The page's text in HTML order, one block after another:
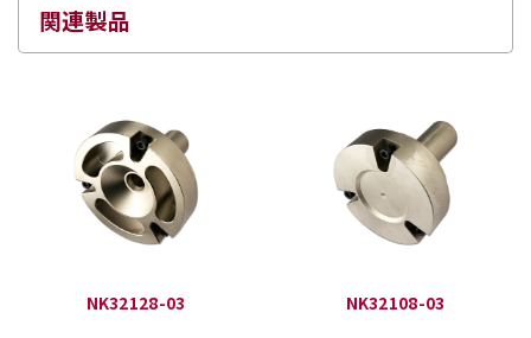
関連製品
NK32128-03 NK32108-03